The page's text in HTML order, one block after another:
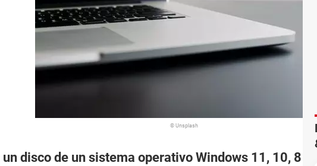
© Unsplash
disco de un sistema operativo Windows 11, 10, 8 y